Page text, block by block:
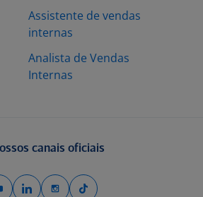
Assistente de vendas
internas
Analista de Vendas
Internas
canais oficiais